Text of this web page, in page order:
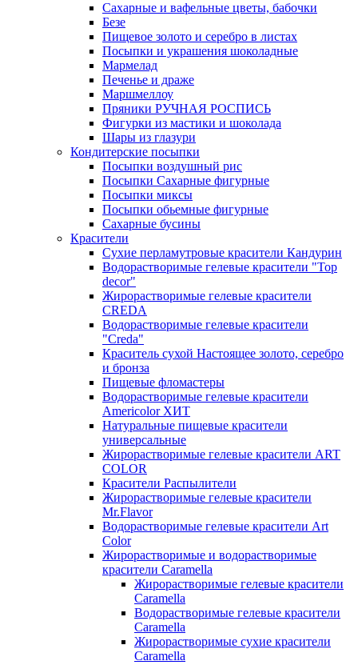
Сахарные и вафельные цветы, бабочки
Безе
Пищевое золото и серебро в листах
Посыпки и украшения шоколадные
Мармелад
Печенье и драже
Маршмеллоу
Пряники РУЧНАЯ РОСПИСЬ
Фигурки из мастики и шоколада
Шары из глазури
Кондитерские посыпки
Посыпки воздушный рис
Посыпки Сахарные фигурные
Посыпки миксы
Посыпки обьемные фигурные
Сахарные бусины
Красители
Сухие перламутровые красители Кандурин
Водорастворимые гелевые красители "Top
decor"
Жирорастворимые гелевые красители
CREDA
Водорастворимые гелевые красители
"Creda"
Краситель сухой Настоящее золото, серебро
и бронза
Пищевые фломастеры
Водорастворимые гелевые красители
Americolor ХИТ
Натуральные пищевые красители
универсальные
Жирорастворимые гелевые красители ART
COLOR
Красители Распылители
Жирорастворимые гелевые красители
Mr.Flavor
Водорастворимые гелевые красители Art
Color
Жирорастворимые и водорастворимые
красители Caramella
Жирорастворимые гелевые красители
Caramella
Водорастворимые гелевые красители
Caramella
Жирорастворимые сухие красители
Caramella